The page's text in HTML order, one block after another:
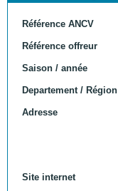
Référence ANCV
Référence offreur
Saison / année
Departement / Région
Adresse
Site internet